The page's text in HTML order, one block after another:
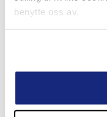
benytte oss av.